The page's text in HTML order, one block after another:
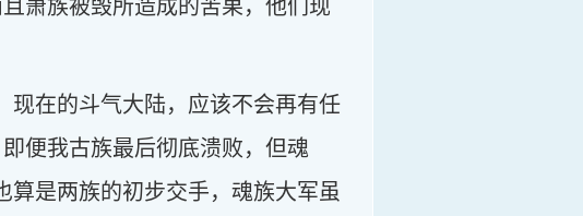
萧族被毁所造成的苦果，他们现
现在的斗气大陆，应该不会再有任
便我古族最后彻底溃败，但魂
算是两族的初步交手，魂族大军虽